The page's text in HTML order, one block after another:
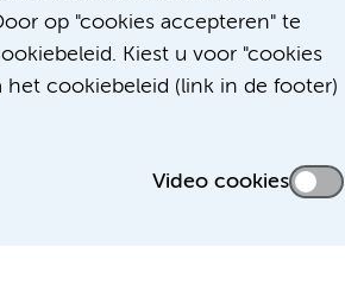
op "cookies accepteren" te
Kiest u voor "cookies
het cookiebeleid (link in de footer)
Video cookies